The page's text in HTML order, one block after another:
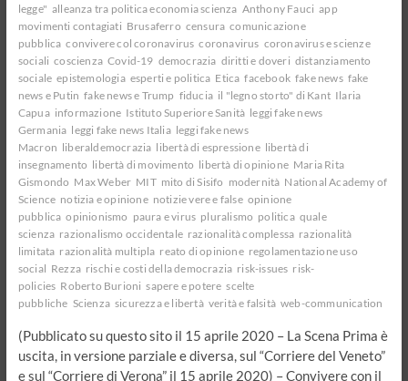
legge" alleanza tra politica economia scienza Anthony Fauci app
movimenti contagiati Brusaferro censura comunicazione
pubblica convivere col coronavirus coronavirus coronavirus e scienze
sociali coscienza Covid-19 democrazia diritti e doveri distanziamento
sociale epistemologia esperti e politica Etica facebook fake news fake
news e Putin fake news e Trump fiducia il "legno storto" di Kant Ilaria
Capua informazione Istituto Superiore Sanità leggi fake news
Germania leggi fake news Italia leggi fake news
Macron liberaldemocrazia libertà di espressione libertà di
insegnamento libertà di movimento libertà di opinione Maria Rita
Gismondo Max Weber MIT mito di Sisifo modernità National Academy of
Science notizia e opinione notizie vere e false opinione
pubblica opinionismo paura e virus pluralismo politica quale
scienza razionalismo occidentale razionalità complessa razionalità
limitata razionalità multipla reato di opinione regolamentazione uso
social Rezza rischi e costi della democrazia risk-issues risk-
policies Roberto Burioni sapere e potere scelte
pubbliche Scienza sicurezza e libertà verità e falsità web-communication
(Pubblicato su questo sito il 15 aprile 2020 – La Scena Prima è
uscita, in versione parziale e diversa, sul “Corriere del Veneto”
e sul “Corriere di Verona” il 15 aprile 2020) – Convivere con il